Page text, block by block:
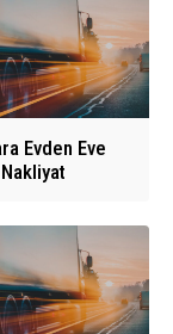
Evden Eve
Nakliyat